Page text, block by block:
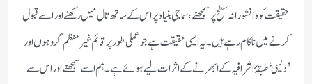
حقیقت کو دانشورانہ سطح پر سمجھنے ،سماجی بنیاد پر اس کے ساتھ تال میل رکھنے اور اسے قبول
کرنے میں ناکام رہے ہیں۔یہ ایسی حقیقت ہے جو عملی طورپر قائم غیر منظم گروہوں اور
’دیسی‘طبقۂ اشرافیہ کے ابھرنے کے اثرات لیے ہوئے ہے۔ہم اسے سمجھنے اور اس سے